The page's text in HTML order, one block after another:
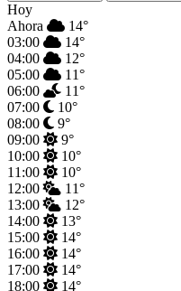
Hoy
Ahora
14°
03:00
14°
04:00
12°
05:00
11°
06:00
11°
07:00
10°
08:00
9°
09:00
9°
10:00
10°
11:00
10°
12:00
11°
13:00
12°
14:00
13°
15:00
14°
16:00
14°
17:00
14°
18:00
14°